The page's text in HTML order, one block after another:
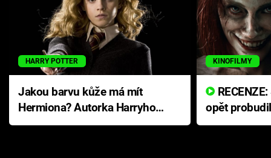
HARRY POTTER
Jakou barvu kůže má mít
Hermiona? Autorka Harryho
Pottera přišla s ráznou
KINOFILMY
opět
přichází s